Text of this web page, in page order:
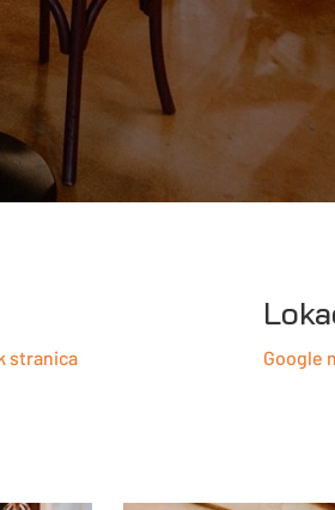
stranica Google